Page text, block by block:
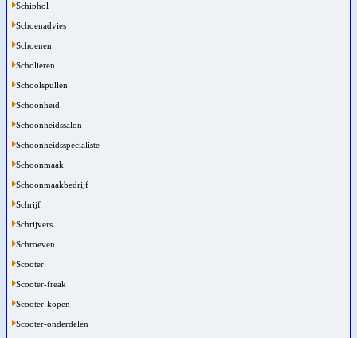
Schiphol
Schoenadvies
Schoenen
Scholieren
Schoolspullen
Schoonheid
Schoonheidssalon
Schoonheidsspecialiste
Schoonmaak
Schoonmaakbedrijf
Schrijf
Schrijvers
Schroeven
Scooter
Scooter-freak
Scooter-kopen
Scooter-onderdelen